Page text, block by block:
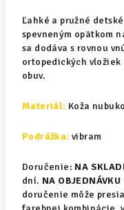
Ľahké a pružné
spevneným opätkom
sa dodáva s rovnou
ortopedických
obuv.
Materiál: Koža
Podrážka: vibram
Doručenie: NA
dní. NA OBJEDNÁVKU
doručenie môže